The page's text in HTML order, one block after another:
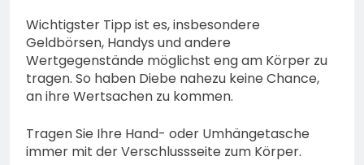
Wichtigster Tipp ist es, insbesondere
Geldbörsen, Handys und andere
Wertgegenstände möglichst eng am Körper zu
tragen. So haben Diebe nahezu keine Chance,
an ihre Wertsachen zu kommen.
Tragen Sie Ihre Hand- oder Umhängetasche
immer mit der Verschlussseite zum Körper.